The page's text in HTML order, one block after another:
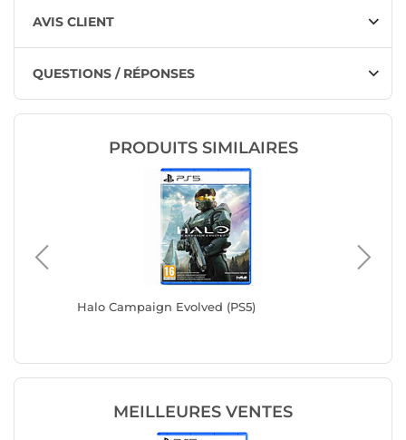
AVIS CLIENT
QUESTIONS / RÉPONSES
PRODUITS SIMILAIRES
Halo Campaign Evolved (PS5)
MEILLEURES VENTES